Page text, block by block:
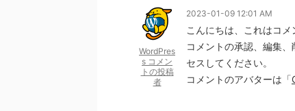
WordPres
s コメン
トの投稿
者
2023-01-09 12:01 AM
こんにちは、これはコメ
コメントの承認、編集
セスしてください。
コメントのアバターは「